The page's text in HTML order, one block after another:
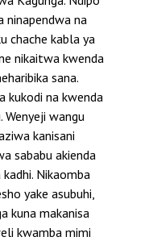
ninapendwa na
chache kabla ya
nikaitwa kwenda
sana.
kukodi na kwenda
Wenyeji wangu
kanisani
sababu akienda
Nikaomba
yake asubuhi,
kuna makanisa
kwamba mimi